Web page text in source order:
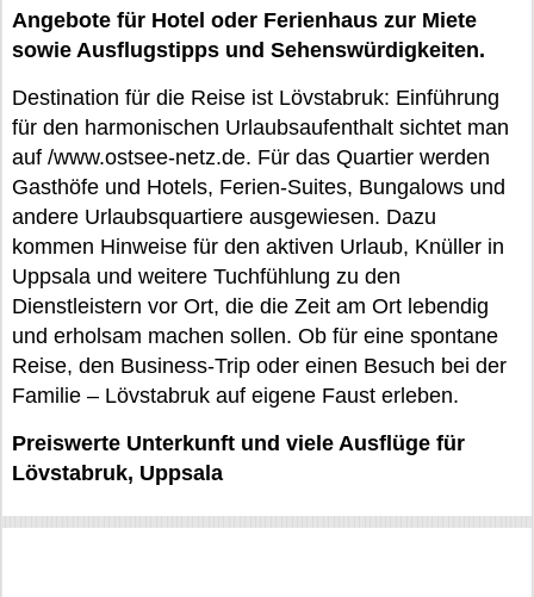
Angebote für Hotel oder Ferienhaus zur Miete
sowie Ausflugstipps und Sehenswürdigkeiten.
Destination für die Reise ist Lövstabruk: Einführung
für den harmonischen Urlaubsaufenthalt sichtet man
auf /www.ostsee-netz.de. Für das Quartier werden
Gasthöfe und Hotels, Ferien-Suites, Bungalows und
andere Urlaubsquartiere ausgewiesen. Dazu
kommen Hinweise für den aktiven Urlaub, Knüller in
Uppsala und weitere Tuchfühlung zu den
Dienstleistern vor Ort, die die Zeit am Ort lebendig
und erholsam machen sollen. Ob für eine spontane
Reise, den Business-Trip oder einen Besuch bei der
Familie – Lövstabruk auf eigene Faust erleben.
Preiswerte Unterkunft und viele Ausflüge für
Lövstabruk, Uppsala